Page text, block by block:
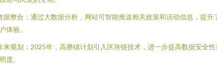
据整合：通过大数据分析，网站可智能推送相关政策和活动信息，提升
体验。
来规划：2025年，高塍镇计划引入区块链技术，进一步提高数据安全性
度。